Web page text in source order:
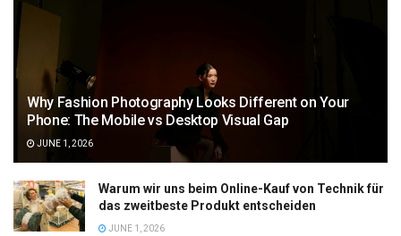
Why Fashion Photography Looks Different on Your
Phone: The Mobile vs Desktop Visual Gap
JUNE 1, 2026
Warum wir uns beim Online-Kauf von Technik für
das zweitbeste Produkt entscheiden
JUNE 1, 2026